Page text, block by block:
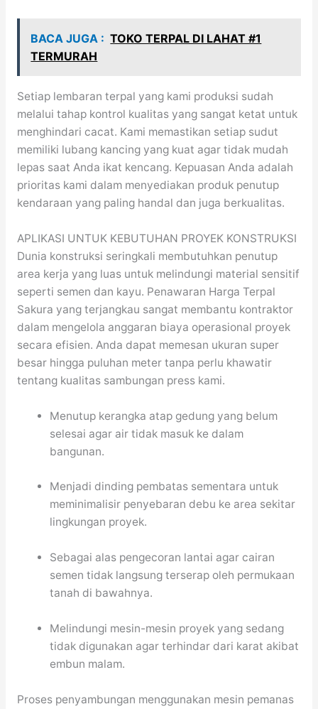
BACA JUGA : TOKO TERPAL DI LAHAT #1
TERMURAH
Setiap lembaran terpal yang kami produksi sudah
melalui tahap kontrol kualitas yang sangat ketat untuk
menghindari cacat. Kami memastikan setiap sudut
memiliki lubang kancing yang kuat agar tidak mudah
lepas saat Anda ikat kencang. Kepuasan Anda adalah
prioritas kami dalam menyediakan produk penutup
kendaraan yang paling handal dan juga berkualitas.
APLIKASI UNTUK KEBUTUHAN PROYEK KONSTRUKSI
Dunia konstruksi seringkali membutuhkan penutup
area kerja yang luas untuk melindungi material sensitif
seperti semen dan kayu. Penawaran Harga Terpal
Sakura yang terjangkau sangat membantu kontraktor
dalam mengelola anggaran biaya operasional proyek
secara efisien. Anda dapat memesan ukuran super
besar hingga puluhan meter tanpa perlu khawatir
tentang kualitas sambungan press kami.
Menutup kerangka atap gedung yang belum
selesai agar air tidak masuk ke dalam
bangunan.
Menjadi dinding pembatas sementara untuk
meminimalisir penyebaran debu ke area sekitar
lingkungan proyek.
Sebagai alas pengecoran lantai agar cairan
semen tidak langsung terserap oleh permukaan
tanah di bawahnya.
Melindungi mesin-mesin proyek yang sedang
tidak digunakan agar terhindar dari karat akibat
embun malam.
Proses penyambungan menggunakan mesin pemanas